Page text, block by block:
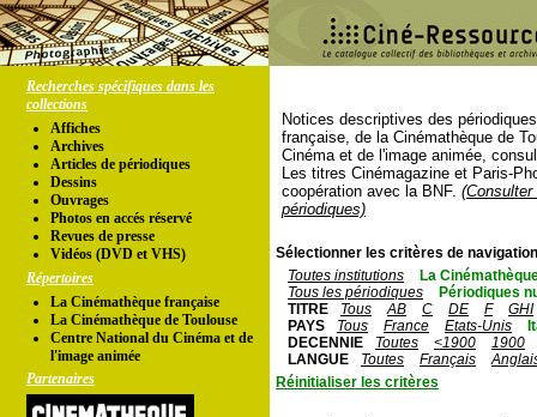
Recherches spécifiques dans les
collections
Affiches
Archives
Articles de périodiques
Dessins
Ouvrages
Photos en accés réservé
Revues de presse
Vidéos (DVD et VHS)
Répertoires
La Cinémathèque française
La Cinémathèque de Toulouse
Centre National du Cinéma et de
l'image animée
Partenaires
Notices descriptives des
française, de la Cinémathèque de
Cinéma et de l'image animée,
Les titres Cinémagazine et Paris-
coopération avec la BNF.
périodiques)
Sélectionner les critères de
Toutes institutions
La
Tous les périodiques
Périodiques
TITRE
Tous AB C DE F
GHI
PAYS
Tous France Etats-Unis
DECENNIE
Toutes <1900
1900
LANGUE
Toutes Français
Réinitialiser les critères